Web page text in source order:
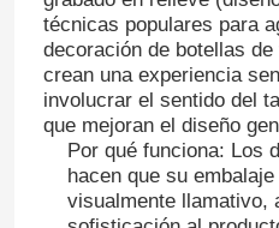
Capa de botella del frasco
Artículos de vidrio para el
técnicas populares para
decoración de botellas
crean una experiencia
involucrar el sentido del
que mejoran el diseño
Por qué funciona: Los
hacen que su
visualmente llamativo,